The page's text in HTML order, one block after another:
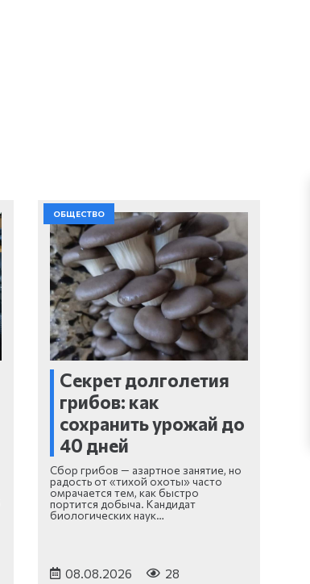
ОБЩЕСТВО
Секрет долголетия
грибов: как
сохранить урожай до
40 дней
Сбор грибов — азартное занятие, но
радость от «тихой охоты» часто
омрачается тем, как быстро
портится добыча. Кандидат
биологических наук…
08.08.2026 28